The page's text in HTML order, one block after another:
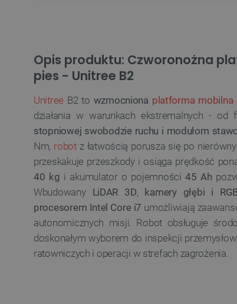
Opis produktu: Czworonożna
pies - Unitree B2
Unitree B2 to wzmocniona platforma mobilna
działania w warunkach ekstremalnych - od
stopniowej swobodzie ruchu i modułom
Nm, robotz łatwością porusza się po
przeskakuje przeszkody i osiąga prędkość
40 kg i akumulator o pojemności45 Ah
Wbudowany LiDAR 3D, kamery głębi i
procesorem Intel Core i7 umożliwiają
autonomicznych misji. Robot obsługuje
doskonałym wyborem do inspekcji
ratowniczych i operacji w strefach zagrożenia.